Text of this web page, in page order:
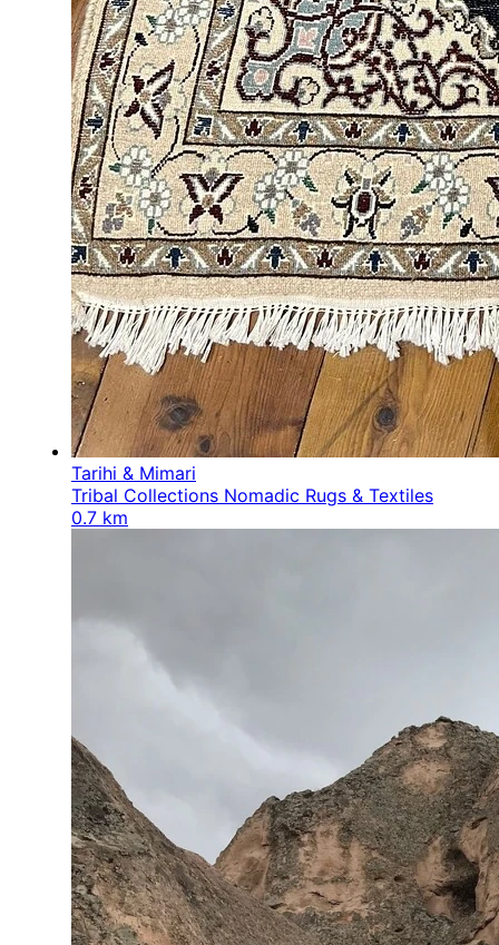
Tarihi & Mimari
Tribal Collections Nomadic Rugs & Textiles
0.7 km